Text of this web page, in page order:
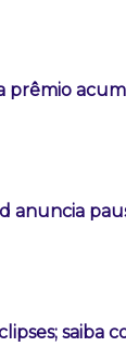
prêmio
anuncia
saiba